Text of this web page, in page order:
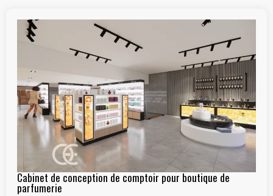
Cabinet de conception de comptoir pour boutique de
parfumerie